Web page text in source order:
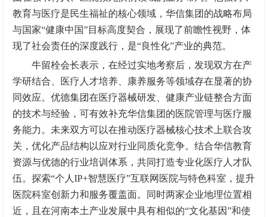
教育与医疗是民生福祉的核心领域，华信集团的战略布局
与国家“健康中国”目标高度契合，展现了前瞻性视野，体
现了社会责任的深度践行，是“良性化”产业的典范。
牛留栓会长表示，在经过实地考察后，发现双方在产
学研结合、医疗人才培养、康养服务‌等领域存在显著的协
同效应。优德集团在医疗器械研发、健康产业链整合方面
的技术与经验，可有效补充华信集团的医院管理与医疗服
务能力。未来双方可以在‌推动医疗器械核心技术上联合攻
关，优化产品结构以应对行业同质化竞争。结合华信教育
资源与优德的行业培训体系，共同打造专业化医疗人才队
伍。探索“个人IP+智慧医疗”‌互联网医院与特色科室，提升
医院科室创新力和服务覆盖面。同时两家企业地理位置相
近，且在河南本土产业发展中具有相似的“文化基因”和使